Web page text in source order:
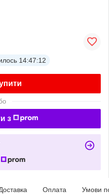
14:47:11
з
Оплата Умови